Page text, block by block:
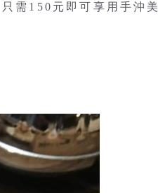
需150元即可享用手沖美